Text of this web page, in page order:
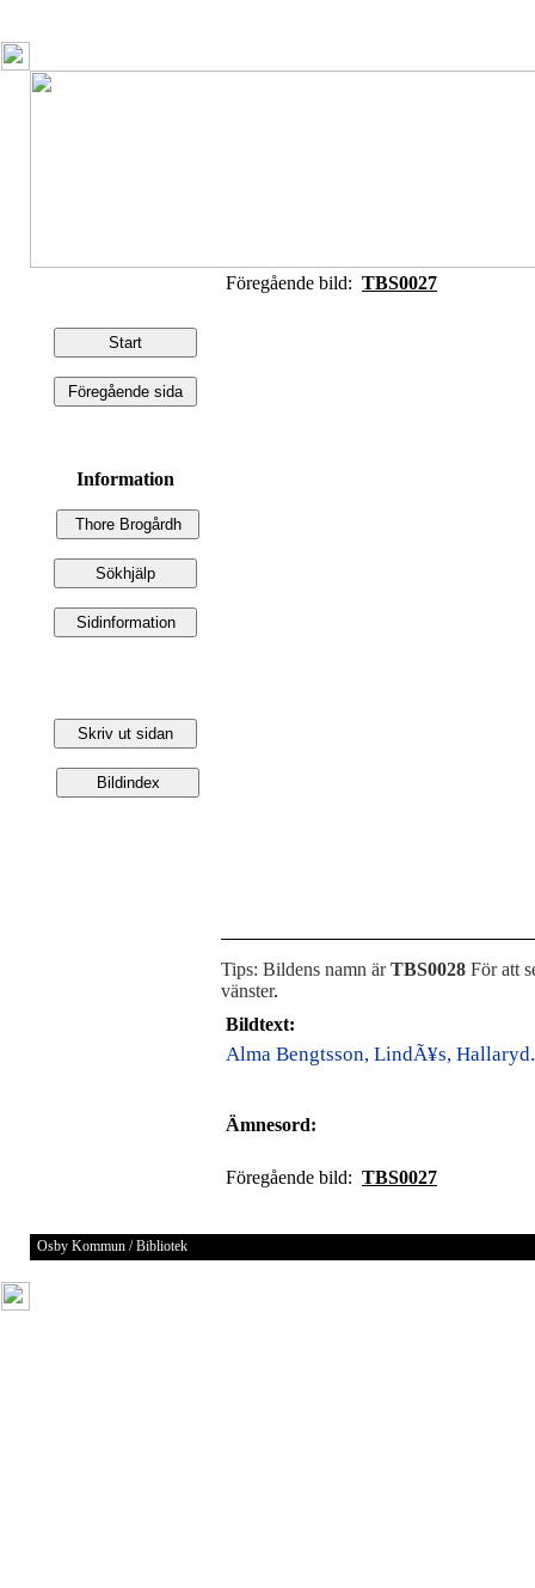
Information
Föregående bild: TBS0027
Tips: Bildens namn ärTBS0028 För att
vänster.
Bildtext:
Alma Bengtsson, LindÃ¥s,
Ämnesord:
Föregående bild: TBS0027
Osby Kommun / Bibliotek